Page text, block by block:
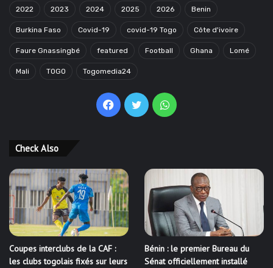
2022 2023 2024 2025 2026 Benin
Burkina Faso Covid-19 covid-19 Togo Côte d'ivoire
Faure Gnassingbé featured Football Ghana Lomé
Mali TOGO Togomedia24
Facebook
TwitterWhatsApp
Check Also
Coupes interclubs de la CAF :
les clubs togolais fixés sur leurs
Bénin : le premier Bureau du
Sénat officiellement installé